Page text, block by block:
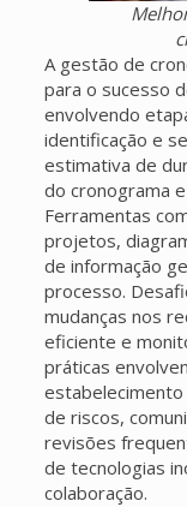
A gestão de
para o sucesso
envolvendo
identificação e
estimativa de
do cronograma
Ferramentas
projetos,
de informação
processo.
mudanças nos
eficiente e
práticas
de riscos,
revisões
de tecnologias
colaboração.